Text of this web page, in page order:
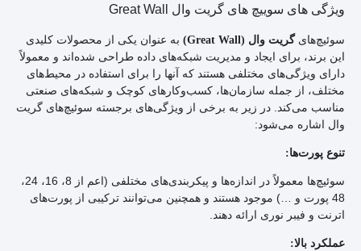
ویژگی های سوییچ های گریت وال Great Wall
سوئیچ‌هایگریت وال (Great Wall)
به عنوان یکی از محصولات کلیدی
این برند، برای ایجاد و مدیریت شبکه‌های داده طراحی شده‌اند و معمولاً
دارای ویژگی‌های مختلفی هستند که آنها را برای استفاده در محیط‌های
مختلف، از جمله سازمان‌ها، کسب‌وکارهای کوچک و شبکه‌های صنعتی
مناسب می‌کند. در زیر به برخی از ویژگی‌های برجسته سوئیچ‌های گریت
وال اشاره می‌شود:
تنوع پورت‌ها:
سوئیچ‌ها معمولاً در اندازه‌ها و پیکربندی‌های مختلفی (اعم از 8، 16، 24،
48 پورت و …) موجود هستند و همچنین می‌توانند ترکیبی از پورت‌های
اترنت و فیبر نوری ارائه دهند.
عملکرد بالا: